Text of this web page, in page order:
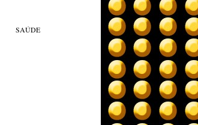
SAÚDE